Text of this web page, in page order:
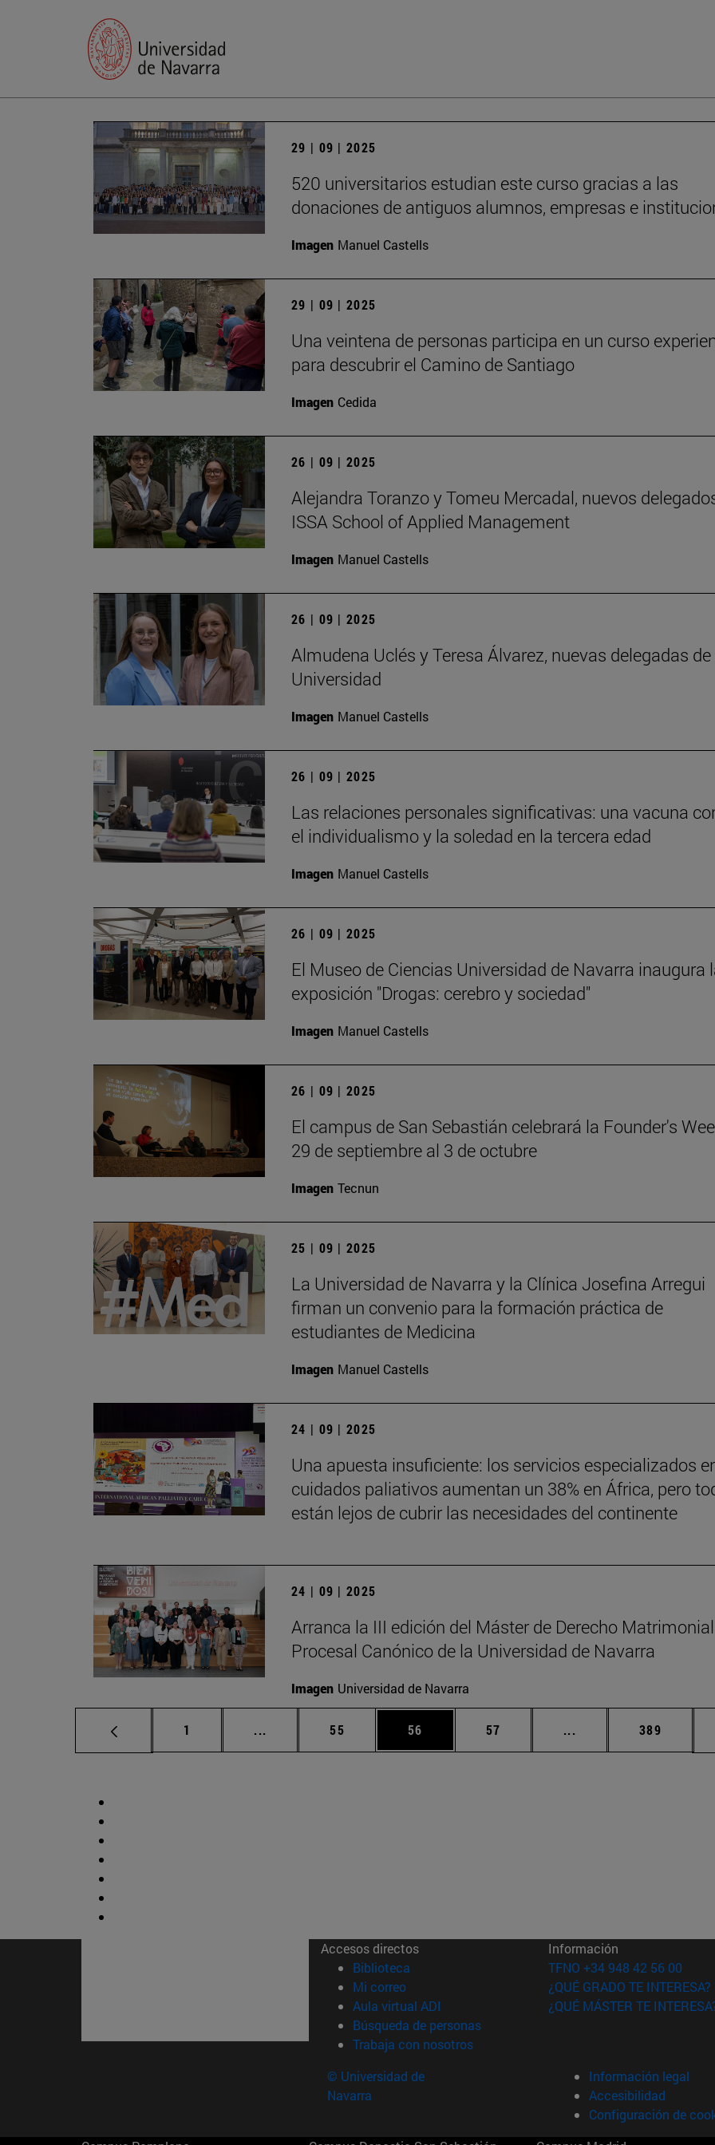
29 | 09 | 2025
520 universitarios estudian este curso gracias a las
donaciones de antiguos alumnos, empresas e
Imagen Manuel Castells
29 | 09 | 2025
Una veintena de personas participa en un curso
para descubrir el Camino de Santiago
Imagen Cedida
26 | 09 | 2025
Alejandra Toranzo y Tomeu Mercadal, nuevos
ISSA School of Applied Management
Imagen Manuel Castells
26 | 09 | 2025
Almudena Uclés y Teresa Álvarez, nuevas delegadas de
Universidad
Imagen Manuel Castells
26 | 09 | 2025
Las relaciones personales significativas: una vacuna
el individualismo y la soledad en la tercera edad
Imagen Manuel Castells
26 | 09 | 2025
El Museo de Ciencias Universidad de Navarra inaugura
exposición "Drogas: cerebro y sociedad"
Imagen Manuel Castells
26 | 09 | 2025
El campus de San Sebastián celebrará la Founder's
29 de septiembre al 3 de octubre
Imagen Tecnun
25 | 09 | 2025
La Universidad de Navarra y la Clínica Josefina Arregui
firman un convenio para la formación práctica de
estudiantes de Medicina
Imagen Manuel Castells
24 | 09 | 2025
Una apuesta insuficiente: los servicios especializados
cuidados paliativos aumentan un 38% en África, pero
están lejos de cubrir las necesidades del continente
24 | 09 | 2025
Arranca la III edición del Máster de Derecho
Procesal Canónico de la Universidad de Navarra
Imagen Universidad de Navarra
Página
1 ... Páginas intermedias Use TAB para desplazarse.
Página
55 Página
56 Página
57 ... Páginas intermedias
Página
389
Accesos directos
Biblioteca (abre en nueva ventana)
Mi correo(abre en nueva ventana)
Aula virtual ADI (abre en nueva ventana)
Búsqueda de personas(abre en nueva ventana)
Trabaja con nosotros(abre en nueva ventana)
Información
TFNO +34 948 42 56 00
¿QUÉ GRADO TE INTERESA?
¿QUÉ MÁSTER TE
© Universidad de
Navarra
Información legal
Accesibilidad
Configuración de